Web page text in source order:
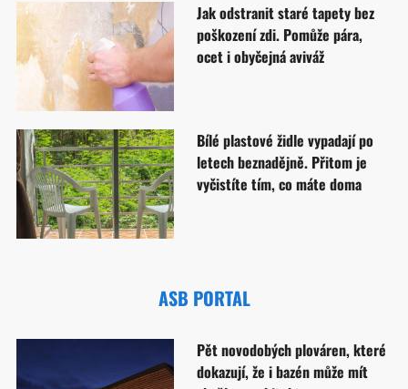
Jak odstranit staré tapety bez
poškození zdi. Pomůže pára,
ocet i obyčejná aviváž
Bílé plastové židle vypadají po
letech beznadějně. Přitom je
vyčistíte tím, co máte doma
ASB PORTAL
Pět novodobých plováren, které
dokazují, že i bazén může mít